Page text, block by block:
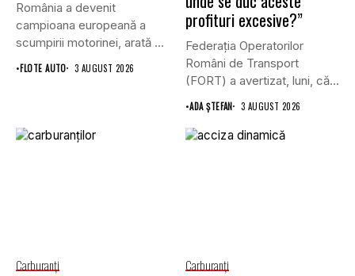
România a devenit
campioana europeană a
scumpirii motorinei, arată o
analiză realizată...
•FLOTE AUTO 3 AUGUST 2026
profituri excesive?”
Federația Operatorilor
Români de Transport
(FORT) a avertizat, luni, că,
în timp...
•ADA ȘTEFAN 3 AUGUST 2026
Carburanţi Carburanţi